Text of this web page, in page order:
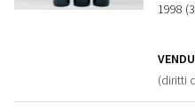
1998
(diritti